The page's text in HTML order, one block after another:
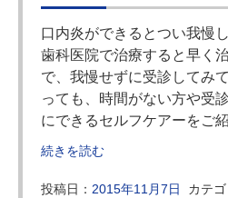
口内炎ができるとつい我慢
歯科医院で治療すると早く
で、我慢せずに受診してみ
っても、時間がない方や受
にできるセルフケアーをご
続きを読む
投稿日： 2015年11月7日 カテゴ